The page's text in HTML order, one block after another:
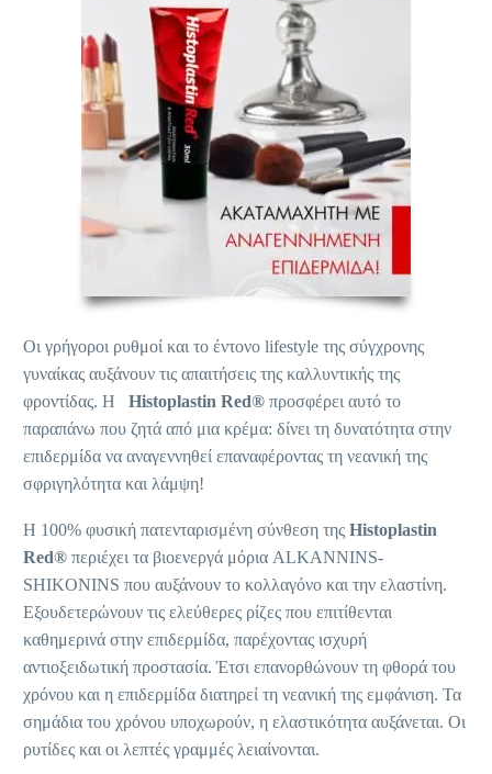
Οι γρήγοροι ρυθμοί και το έντονο lifestyle της σύγχρονης
γυναίκας αυξάνουν τις απαιτήσεις της καλλυντικής της
φροντίδας. Η
Histoplastin Red® προσφέρει αυτό το
παραπάνω που ζητά από μια κρέμα: δίνει τη δυνατότητα στην
επιδερμίδα να αναγεννηθεί επαναφέροντας τη νεανική της
σφριγηλότητα και λάμψη!
Η 100% φυσική πατενταρισμένη σύνθεση της Histoplastin
Red® περιέχει τα βιοενεργά μόρια ALKANNINS-
SHIKONINS που αυξάνουν το κολλαγόνο και την ελαστίνη.
Εξουδετερώνουν τις ελεύθερες ρίζες που επιτίθενται
καθημερινά στην επιδερμίδα, παρέχοντας ισχυρή
αντιοξειδωτική προστασία. Έτσι επανορθώνουν τη φθορά του
χρόνου και η επιδερμίδα διατηρεί τη νεανική της εμφάνιση. Τα
σημάδια του χρόνου υποχωρούν, η ελαστικότητα αυξάνεται. Οι
ρυτίδες και οι λεπτές γραμμές λειαίνονται.